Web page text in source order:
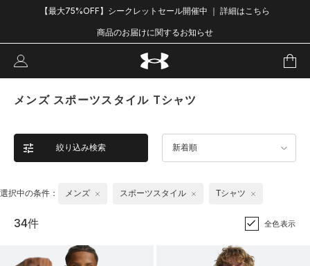
【最大75%OFF】シークレットセール開催中 ｜ 詳細はこちら
商品のお届けに関するお知らせ
メンズ スポーツスタイル Tシャツ
絞り込み検索 新着順
選択中の条件： メンズ スポーツスタイル Tシャツ
34件 全色表示